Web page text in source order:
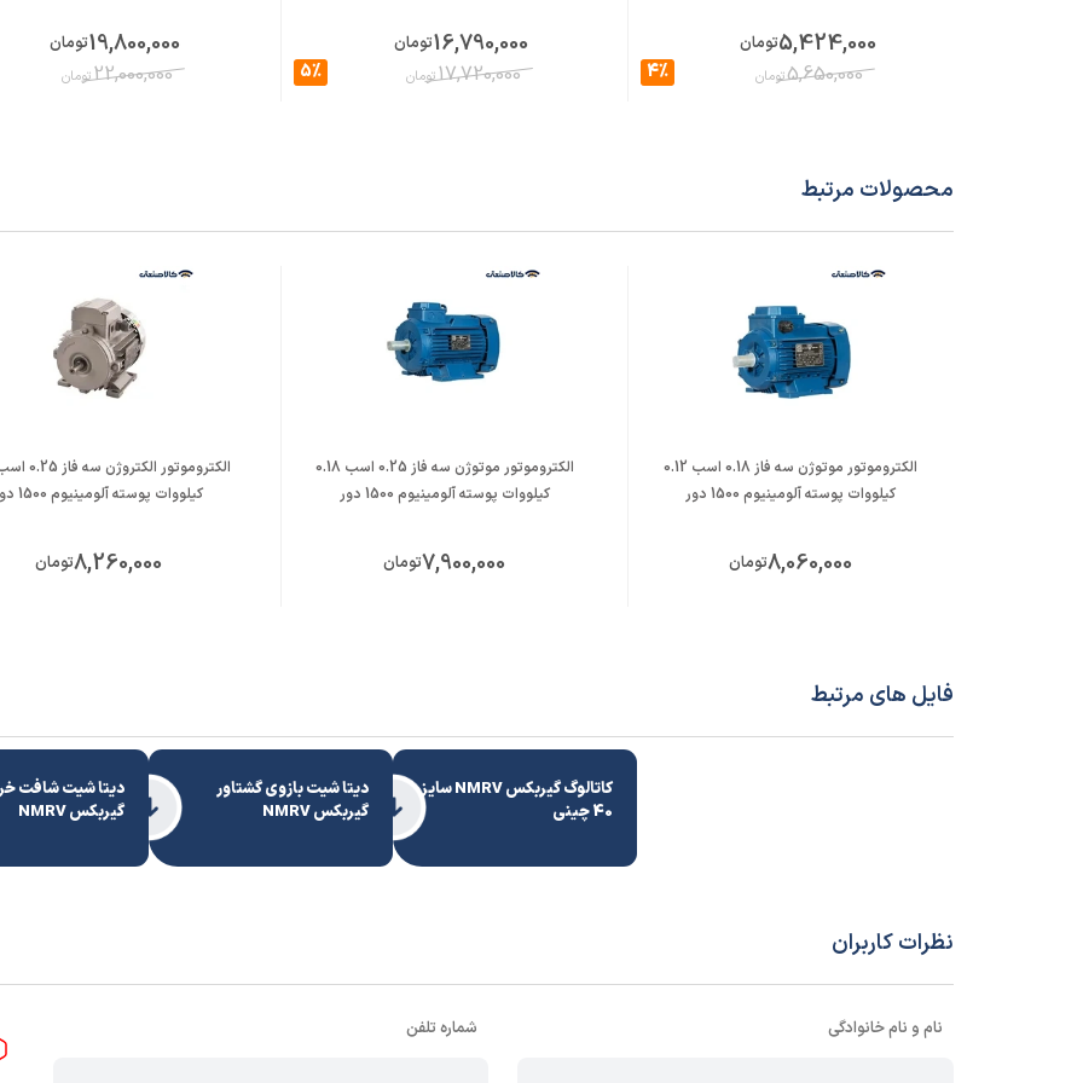
5,424,000تومان
5,650,000تومان 4%
16,790,000تومان
17,720,000تومان 5%
19,800,000تومان
22,000,000تومان
محصولات مرتبط
الکتروموتور موتوژن سه فاز 0.18 اسب 0.12
کیلووات پوسته آلومینیوم 1500 دور
8,060,000تومان
الکتروموتور موتوژن سه فاز 0.25 اسب 0.18
کیلووات پوسته آلومینیوم 1500 دور
7,900,000تومان
کیلووات پوسته آلومینیوم 1500 دور
8,260,000تومان
فایل های مرتبط
کاتالوگ گیربکس NMRV سایز
40 چینی
دیتا شیت بازوی گشتاور
گیربکس NMRV
دیتا شیت شافت
گیربکس NMRV
نظرات کاربران
نام و نام خانوادگی شماره تلفن